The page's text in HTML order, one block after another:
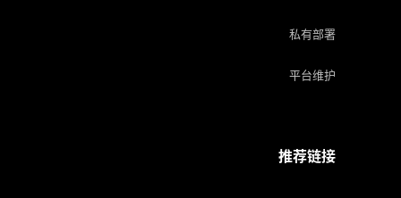
私有部署
平台维护
推荐链接